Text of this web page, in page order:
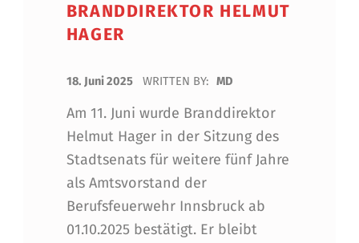
BRANDDIREKTOR HELMUT
HAGER
18. Juni 2025 WRITTEN BY: MD
Am 11. Juni wurde Branddirektor
Helmut Hager in der Sitzung des
Stadtsenats für weitere fünf Jahre
als Amtsvorstand der
Berufsfeuerwehr Innsbruck ab
01.10.2025 bestätigt. Er bleibt